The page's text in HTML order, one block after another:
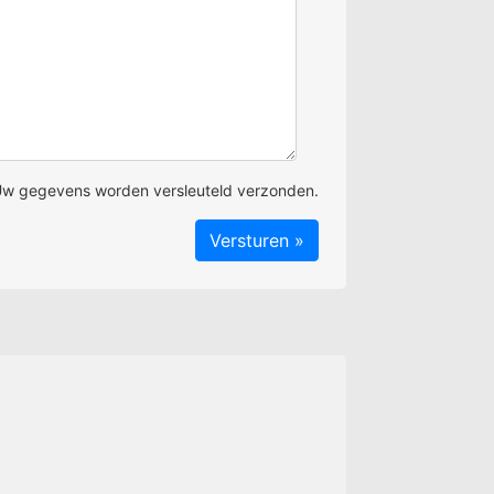
gegevens worden versleuteld verzonden.